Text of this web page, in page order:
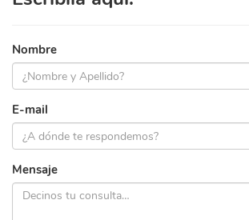
Nombre
E-mail
Mensaje